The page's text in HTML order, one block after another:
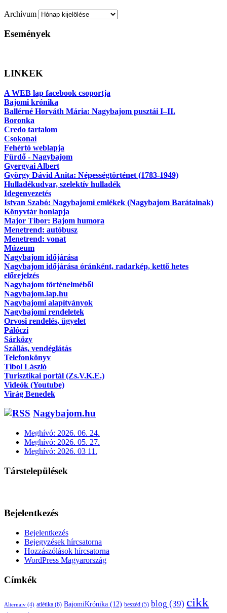
Archívum
Események
LINKEK
A WEB lap facebook csoportja
Bajomi krónika
Ballérné Horváth Mária: Nagybajom pusztái I–II.
Boronka
Credo tartalom
Csokonai
Fehértó weblapja
Fürdő - Nagybajom
Gyergyai Albert
György Dávid Anita: Népességtörténet (1783-1949)
Hulladékudvar, szelektív hulladék
Idegenvezetés
Istvan Szabó: Nagybajomi emlékek (Nagybajom Barátainak)
Könyvtár honlapja
Major Tibor: Bajom humora
Menetrend: autóbusz
Menetrend: vonat
Múzeum
Nagybajom időjárása
Nagybajom időjárása óránként, radarkép, kettő hetes
előrejelzés
Nagybajom történelméből
Nagybajom.lap.hu
Nagybajomi alapítványok
Nagybajomi rendeletek
Orvosi rendelés, ügyelet
Pálóczi
Sárközy
Szállás, vendéglátás
Telefonkönyv
Tibol László
Turisztikai portál (Zs.V.K.E.)
Videók (Youtube)
Virág Benedek
Nagybajom.hu
Meghívó: 2026. 06. 24.
Meghívó: 2026. 05. 27.
Meghívó: 2026. 03 11.
Társtelepülések
Bejelentkezés
Bejelentkezés
Bejegyzések hírcsatorna
Hozzászólások hírcsatorna
WordPress Magyarország
Címkék
Alternaiv (4) atlétika (6) BajomiKrónika (12) beszéd (5) blog (39) cikk